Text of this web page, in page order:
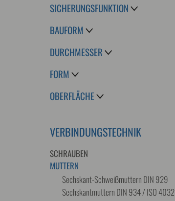
SICHERUNGSFUNKTION
BAUFORM
DURCHMESSER
FORM
OBERFLÄCHE
VERBINDUNGSTECHNIK
SCHRAUBEN
MUTTERN
Sechskant-Schweißmuttern DIN 929
Sechskantmuttern DIN 934 / ISO 4032